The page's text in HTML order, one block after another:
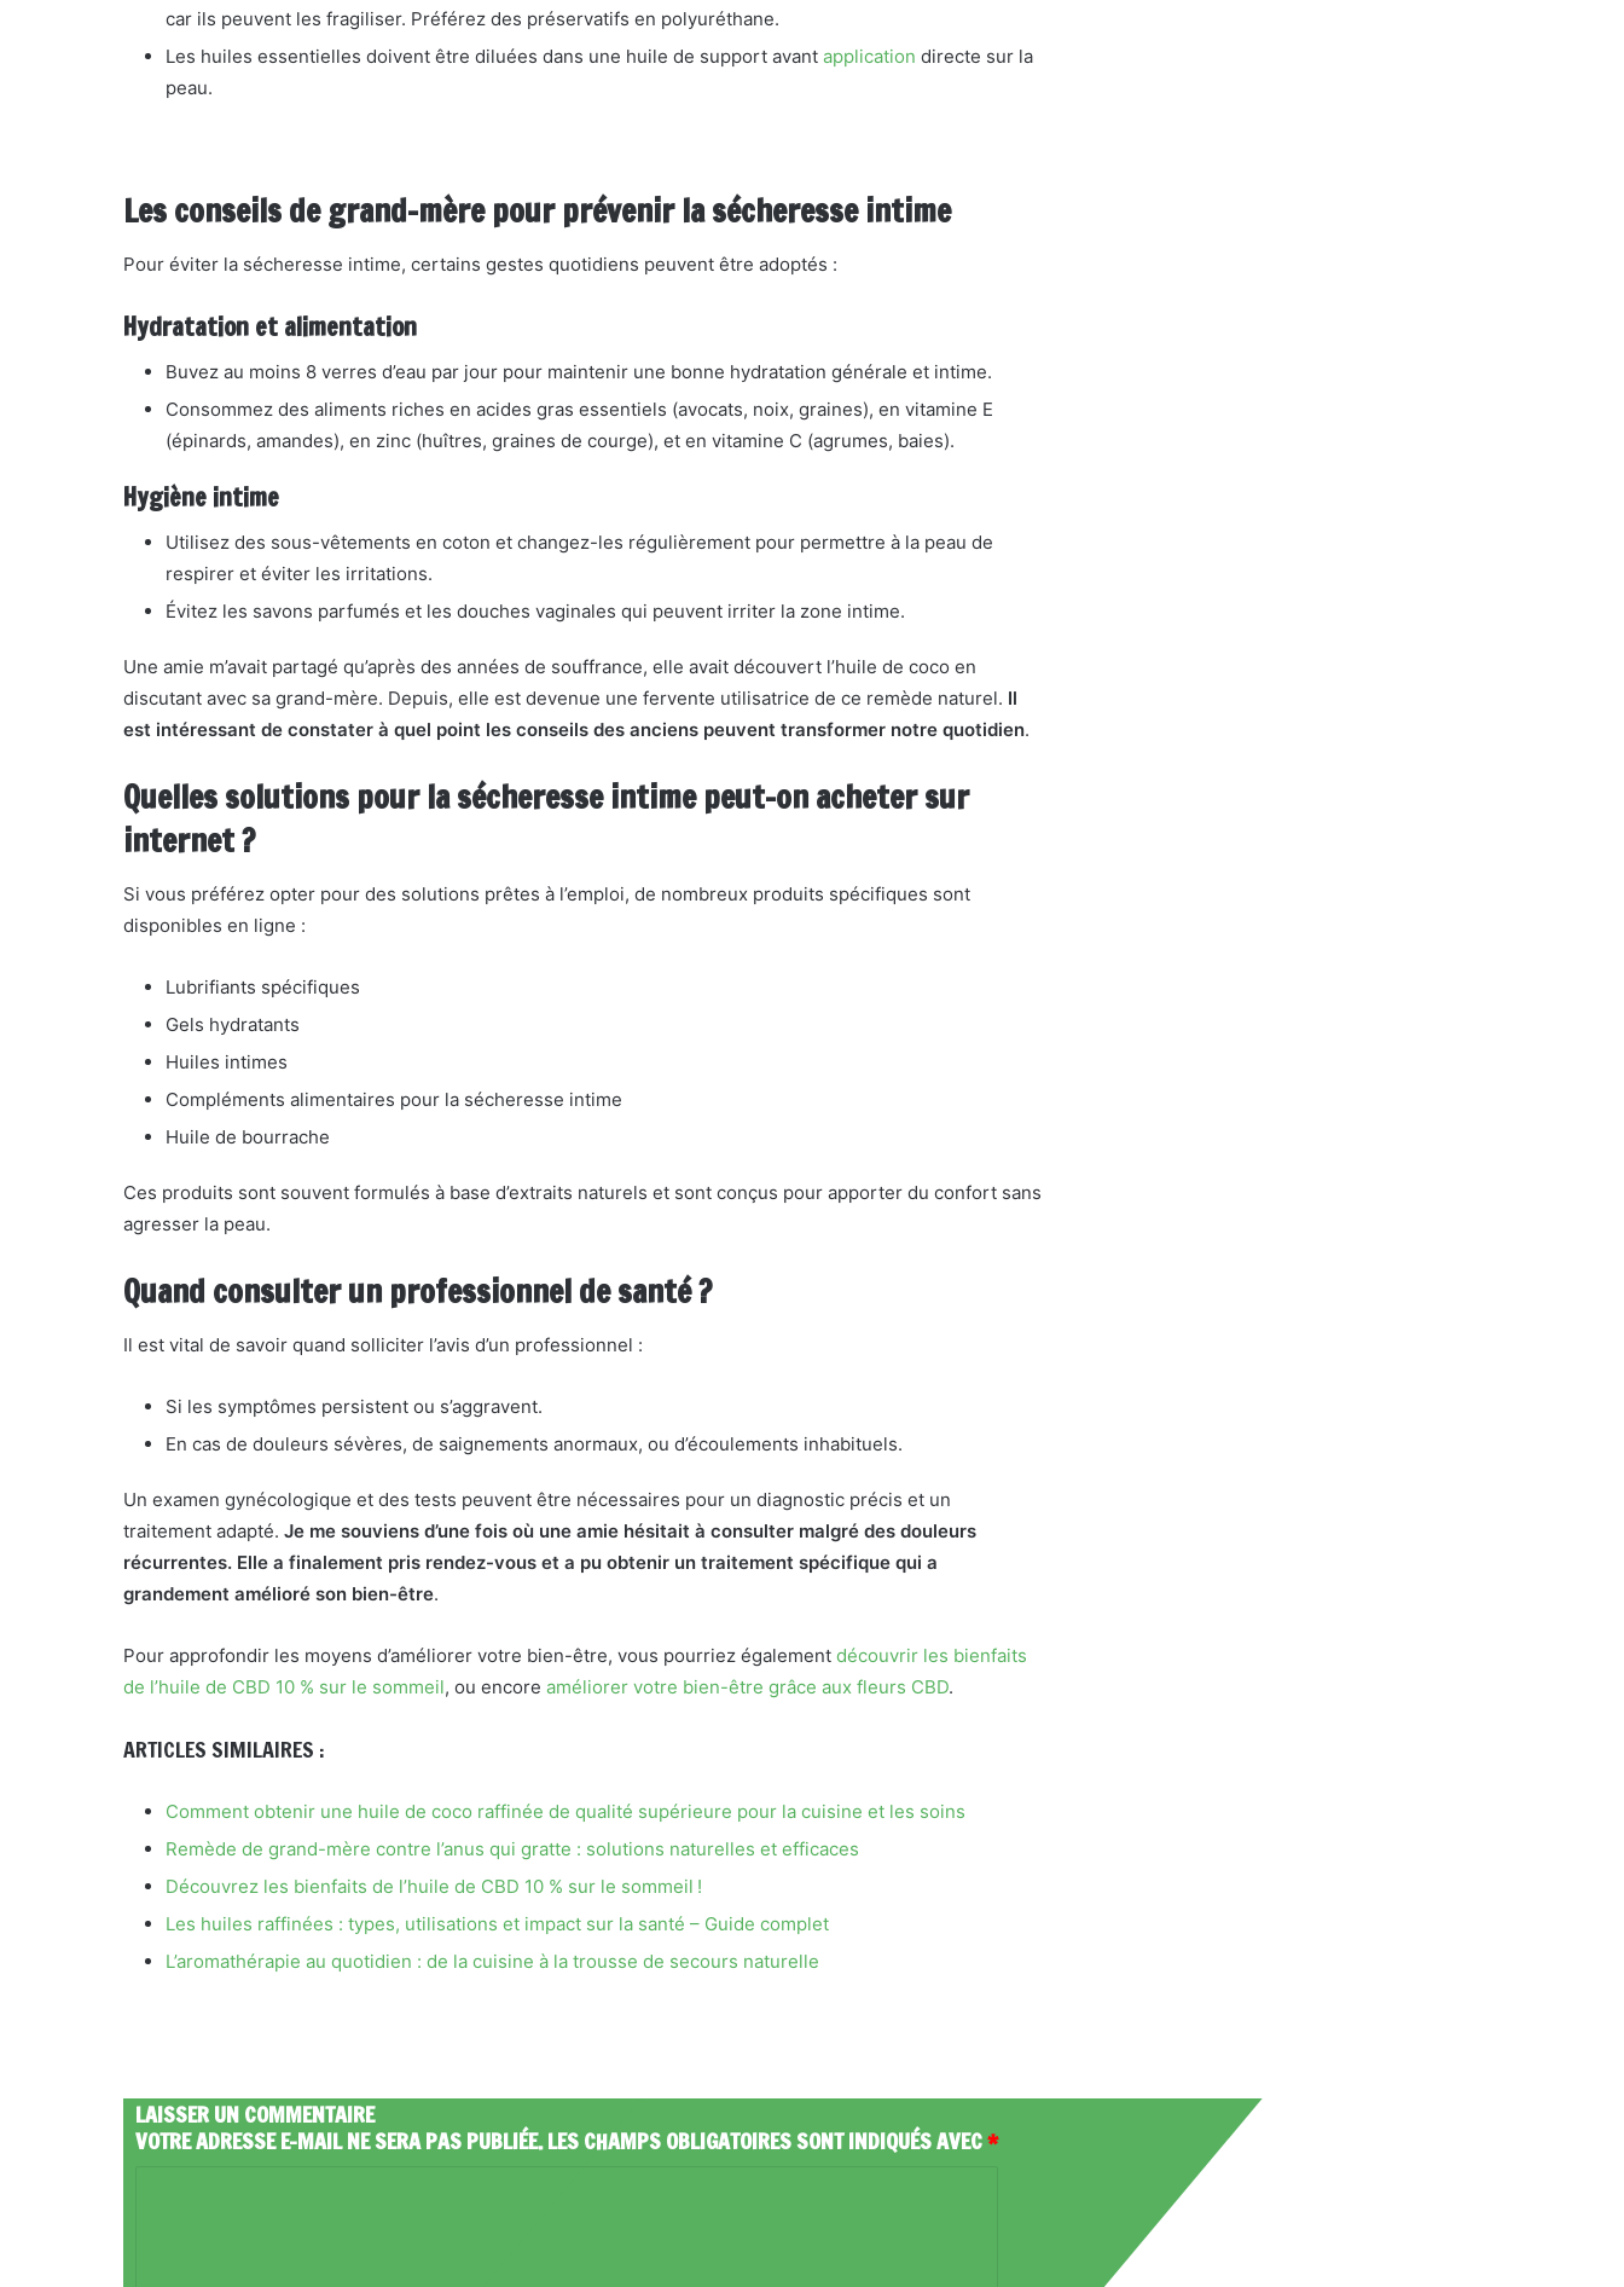
car ils peuvent les fragiliser. Préférez des préservatifs en polyuréthane.
Les huiles essentielles doivent être diluées dans une huile de support avant application directe sur la
peau.
Les conseils de grand-mère pour prévenir la sécheresse intime
Pour éviter la sécheresse intime, certains gestes quotidiens peuvent être adoptés :
Hydratation et alimentation
Buvez au moins 8 verres d’eau par jour pour maintenir une bonne hydratation générale et intime.
Consommez des aliments riches en acides gras essentiels (avocats, noix, graines), en vitamine E
(épinards, amandes), en zinc (huîtres, graines de courge), et en vitamine C (agrumes, baies).
Hygiène intime
Utilisez des sous-vêtements en coton et changez-les régulièrement pour permettre à la peau de
respirer et éviter les irritations.
Évitez les savons parfumés et les douches vaginales qui peuvent irriter la zone intime.
Une amie m’avait partagé qu’après des années de souffrance, elle avait découvert l’huile de coco en
discutant avec sa grand-mère. Depuis, elle est devenue une fervente utilisatrice de ce remède naturel. Il
est intéressant de constater à quel point les conseils des anciens peuvent transformer notre quotidien.
Quelles solutions pour la sécheresse intime peut-on acheter sur
internet ?
Si vous préférez opter pour des solutions prêtes à l’emploi, de nombreux produits spécifiques sont
disponibles en ligne :
Lubrifiants spécifiques
Gels hydratants
Huiles intimes
Compléments alimentaires pour la sécheresse intime
Huile de bourrache
Ces produits sont souvent formulés à base d’extraits naturels et sont conçus pour apporter du confort sans
agresser la peau.
Quand consulter un professionnel de santé ?
Il est vital de savoir quand solliciter l’avis d’un professionnel :
Si les symptômes persistent ou s’aggravent.
En cas de douleurs sévères, de saignements anormaux, ou d’écoulements inhabituels.
Un examen gynécologique et des tests peuvent être nécessaires pour un diagnostic précis et un
traitement adapté. Je me souviens d’une fois où une amie hésitait à consulter malgré des douleurs
récurrentes. Elle a finalement pris rendez-vous et a pu obtenir un traitement spécifique qui a
grandement amélioré son bien-être.
Pour approfondir les moyens d’améliorer votre bien-être, vous pourriez également découvrir les bienfaits
de l’huile de CBD 10 % sur le sommeil, ou encore améliorer votre bien-être grâce aux fleurs CBD.
ARTICLES SIMILAIRES :
Comment obtenir une huile de coco raffinée de qualité supérieure pour la cuisine et les soins
Remède de grand-mère contre l’anus qui gratte : solutions naturelles et efficaces
Découvrez les bienfaits de l’huile de CBD 10 % sur le sommeil !
Les huiles raffinées : types, utilisations et impact sur la santé – Guide complet
L’aromathérapie au quotidien : de la cuisine à la trousse de secours naturelle
LAISSER UN COMMENTAIRE
VOTRE ADRESSE E-MAIL NE SERA PAS PUBLIÉE.LES CHAMPS OBLIGATOIRES SONT INDIQUÉS AVEC*